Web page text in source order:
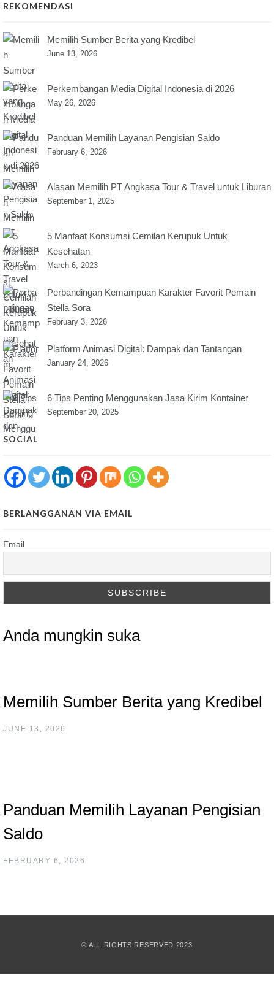
REKOMENDASI
Memilih Sumber Berita yang Kredibel
June 13, 2026
Perkembangan Media Digital Indonesia di 2026
May 26, 2026
Panduan Memilih Layanan Pengisian Saldo
February 6, 2026
Alasan Memilih PT Angkasa Tour & Travel untuk Liburan
September 1, 2025
5 Manfaat Konsumsi Cemilan Kerupuk Untuk
Kesehatan
March 6, 2023
Perbandingan Kemampuan Karakter Favorit Pemain
Stella Sora
February 3, 2026
Platform Animasi Digital: Dampak dan Tantangan
January 24, 2026
6 Tips Penting Menggunakan Jasa Kirim Kontainer
September 20, 2025
SOCIAL
BERLANGGANAN VIA EMAIL
Email
Anda mungkin suka
Memilih Sumber Berita yang Kredibel
JUNE 13, 2026
Panduan Memilih Layanan Pengisian
Saldo
FEBRUARY 6, 2026
© ALL RIGHTS RESERVED 2023